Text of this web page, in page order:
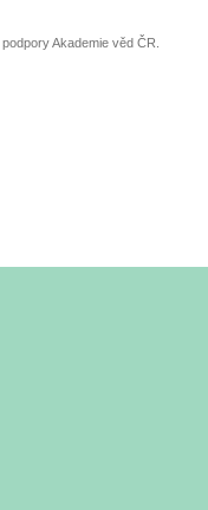
Akademie věd ČR.